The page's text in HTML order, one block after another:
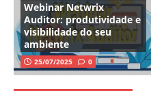
Webinar Netwrix
Auditor: produtividade e
visibilidade do seu
ambiente
25/07/2025 0